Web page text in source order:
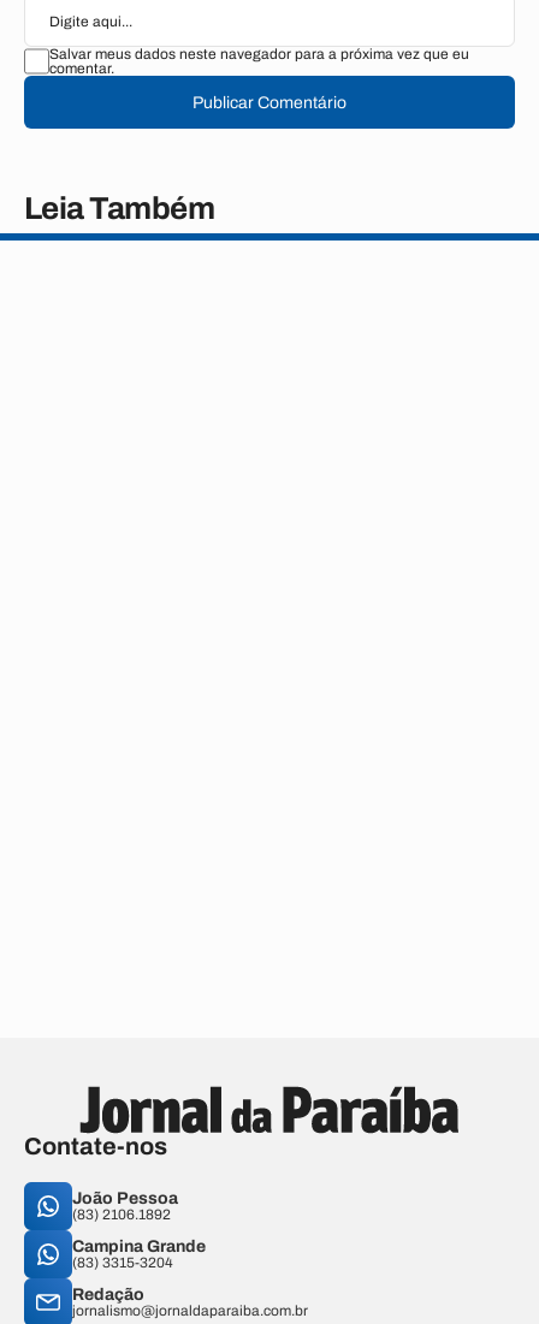
Salvar meus dados neste navegador para a próxima vez que eu
comentar.
Publicar Comentário
Leia Também
Contate-nos
João Pessoa
(83) 2106.1892
Campina Grande
(83) 3315-3204
Redação
jornalismo@jornaldaparaiba.com.br